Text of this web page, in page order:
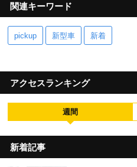
関連キーワード
pickup 新型車 新着
アクセスランキング
週間
新着記事